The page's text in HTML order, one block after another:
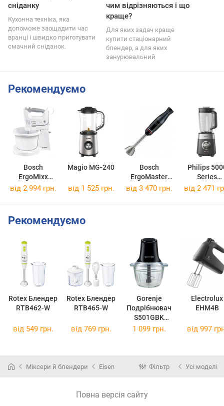
сніданку
Кухонна техніка, яка
допоможе заощадити час
вранці і швидко приготувати
смачний сніданок.
чим відрізняються і що
краще?
Для яких задач краще
купити стаціонарний
блендер, а для яких
занурювальний
Рекомендуємо
Bosch
ErgoMixx
MFQ36490
Magio MG-240
Bosch
ErgoMaster
MSM4B670
Philips
Series
HR3020/
від 2 994 грн. від 1 525 грн. від 3 470 грн. від 2 471
Рекомендуємо
Rotex Блендер
RTB462-W
Rotex Блендер
RTB465-W
Gorenje
Подрібнювач
S501GBK
735373
Electrolux
EHM4B
від 549 грн. від 769 грн. 1 099 грн. від 997
Міксери й блендери Eisen Фільтр Усі моделі
Повна версія сайту